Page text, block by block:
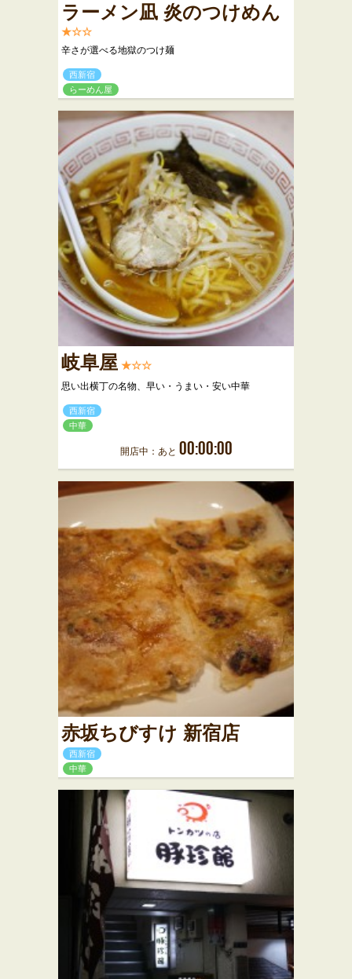
ラーメン凪 炎のつけめん
★☆☆
辛さが選べる地獄のつけ麺
西新宿
らーめん屋
岐阜屋 ★☆☆
思い出横丁の名物、早い・うまい・安い中華
西新宿
中華
開店中：あと 00:00:00
赤坂ちびすけ 新宿店
西新宿
中華